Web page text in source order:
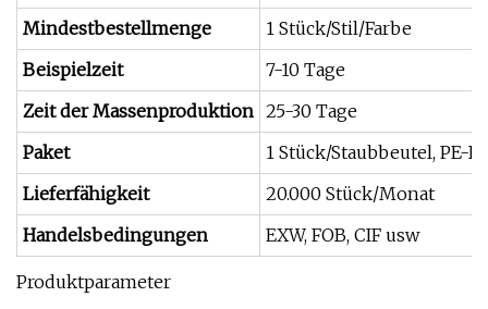
Mindestbestellmenge
1 Stück/Stil/Farbe
Beispielzeit
7-10 Tage
Zeit der Massenproduktion 25-30 Tage
Paket
1 Stück/Staubbeutel, PE-
Lieferfähigkeit
20.000 Stück/Monat
Handelsbedingungen
EXW, FOB, CIF usw
Produktparameter